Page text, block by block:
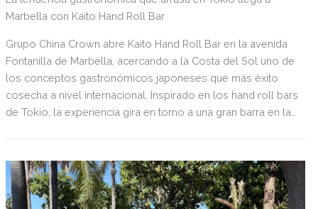
Marbella con Kaito Hand Roll Bar
Grupo China Crown abre Kaito Hand Roll Bar en la avenida
Fontanilla de Marbella, acercando a la Costa del Sol uno de
los conceptos gastronómicos japoneses que más éxito
cosecha a nivel internacional. Inspirado en los hand roll bars
de Tokio, la experiencia gira en torno a una gran barra en la
de la gastronomía japonesa dentro y fuera de Japón.